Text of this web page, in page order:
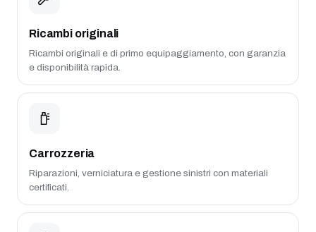
Ricambi originali
Ricambi originali e di primo equipaggiamento, con garanzia
e disponibilità rapida.
Carrozzeria
Riparazioni, verniciatura e gestione sinistri con materiali
certificati.